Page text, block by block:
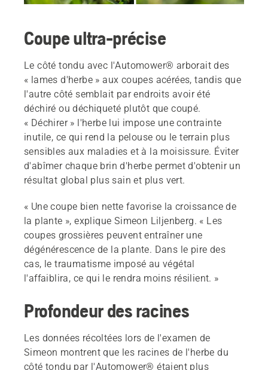
Coupe ultra-précise
Le côté tondu avec l'Automower® arborait des
« lames d'herbe » aux coupes acérées, tandis que
l'autre côté semblait par endroits avoir été
déchiré ou déchiqueté plutôt que coupé.
« Déchirer » l'herbe lui impose une contrainte
inutile, ce qui rend la pelouse ou le terrain plus
sensibles aux maladies et à la moisissure. Éviter
d'abîmer chaque brin d'herbe permet d'obtenir un
résultat global plus sain et plus vert.
« Une coupe bien nette favorise la croissance de
la plante », explique Simeon Liljenberg. « Les
coupes grossières peuvent entraîner une
dégénérescence de la plante. Dans le pire des
cas, le traumatisme imposé au végétal
l'affaiblira, ce qui le rendra moins résilient. »
Profondeur des racines
Les données récoltées lors de l'examen de
Simeon montrent que les racines de l'herbe du
côté tondu par l'Automower® étaient plus